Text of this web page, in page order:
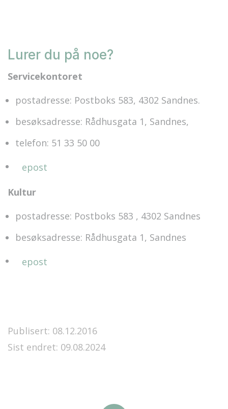
Lurer du på noe?
Servicekontoret
postadresse: Postboks 583, 4302 Sandnes.
besøksadresse: Rådhusgata 1, Sandnes,
telefon: 51 33 50 00
epost
Kultur
postadresse: Postboks 583 , 4302 Sandnes
besøksadresse: Rådhusgata 1, Sandnes
epost
Publisert: 08.12.2016
Sist endret: 09.08.2024